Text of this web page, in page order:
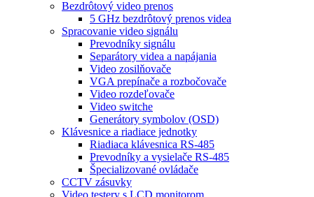
Bezdrôtový video prenos
5 GHz bezdrôtový prenos videa
Spracovanie video signálu
Prevodníky signálu
Separátory videa a napájania
Video zosilňovače
VGA prepínače a rozbočovače
Video rozdeľovače
Video switche
Generátory symbolov (OSD)
Klávesnice a riadiace jednotky
Riadiaca klávesnica RS-485
Prevodníky a vysielače RS-485
Špecializované ovládače
CCTV zásuvky
Video testery s LCD monitorom